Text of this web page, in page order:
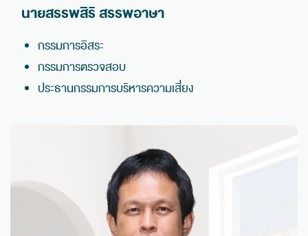
นายสรรพสิริ สรรพอาษา
กรรมการอิสระ
กรรมการตรวจสอบ
ประธานกรรมการบริหารความเสี่ยง